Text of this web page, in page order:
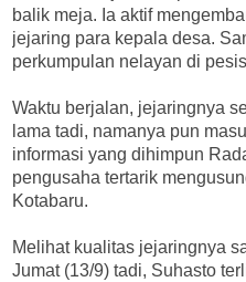
balik meja. Ia aktif
jejaring para kepala desa.
perkumpulan nelayan di
Waktu berjalan, jejaringnya
lama tadi, namanya pun
informasi yang dihimpun
pengusaha tertarik
Kotabaru.
Melihat kualitas jejaringnya
Jumat (13/9) tadi, Suhasto